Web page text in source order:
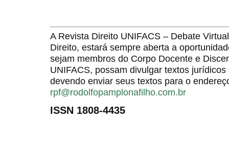
A Revista Direito UNIFACS – Debate
Direito, estará sempre aberta a
sejam membros do Corpo Docente e
UNIFACS, possam divulgar textos
devendo enviar seus textos para o
rpf@rodolfopamplonafilho.com.br
ISSN 1808-4435